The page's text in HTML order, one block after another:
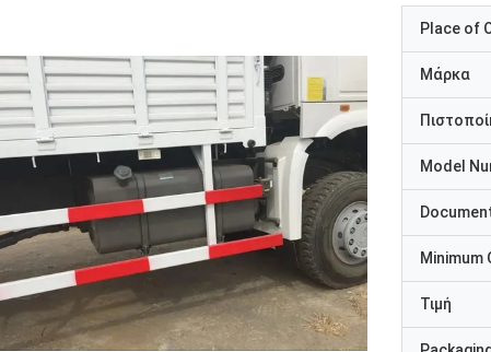
Place of
Μάρκα
Model
Minimum
Τιμή